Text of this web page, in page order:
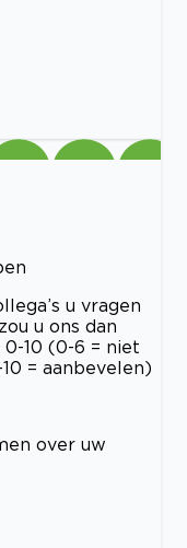
u vragen
u ons dan
0-10 (0-6 = niet
= aanbevelen)
over uw